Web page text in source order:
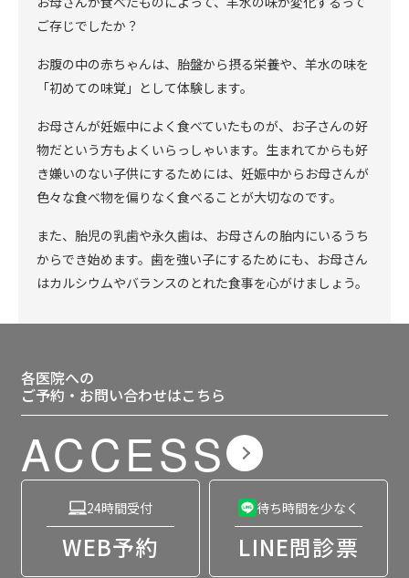
ご存じでしたか？
お腹の中の赤ちゃんは、胎盤から摂る栄養や、羊水の味を
「初めての味覚」として体験します。
お母さんが妊娠中によく食べていたものが、お子さんの好
物だという方もよくいらっしゃいます。生まれてからも好
き嫌いのない子供にするためには、妊娠中からお母さんが
色々な食べ物を偏りなく食べることが大切なのです。
また、胎児の乳歯や永久歯は、お母さんの胎内にいるうち
からでき始めます。歯を強い子にするためにも、お母さん
はカルシウムやバランスのとれた食事を心がけましょう。
各医院への
ご予約・お問い合わせはこちら
ACCESS
24時間受付
WEB予約
待ち時間を少なく
LINE問診票